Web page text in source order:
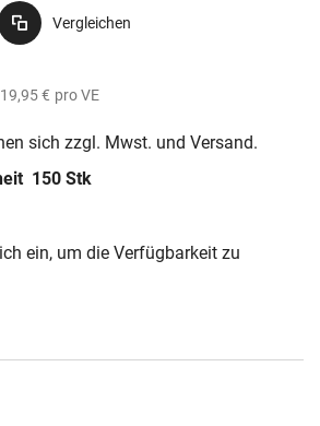
Vergleichen
19,95 € pro VE
sich zzgl. Mwst. und Versand.
150 Stk
ein, um die Verfügbarkeit zu